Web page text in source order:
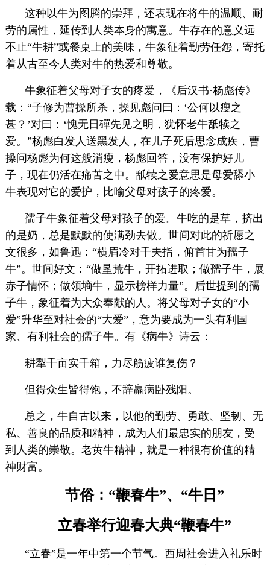
这种以牛为图腾的崇拜，还表现在将牛的温顺、耐
劳的属性，延传到人类本身的寓意。牛存在的意义远
不止“牛耕”或餐桌上的美味，牛象征着勤劳任怨，寄托
着从古至今人类对牛的热爱和尊敬。
牛象征着父母对子女的疼爱，《后汉书·杨彪传》
载：“子修为曹操所杀，操见彪问曰：‘公何以瘦之
甚？’对曰：‘愧无日磾先见之明，犹怀老牛舐犊之
爱。”杨彪白发人送黑发人，在儿子死后思念成疾，曹
操问杨彪为何这般消瘦，杨彪回答，没有保护好儿
子，现在仍活在痛苦之中。舐犊之爱意思是母爱舔小
牛表现对它的爱护，比喻父母对孩子的疼爱。
孺子牛象征着父母对孩子的爱。牛吃的是草，挤出
的是奶，总是默默的使满劲去做。世间对此的祈愿之
文很多，如鲁迅：“横眉冷对千夫指，俯首甘为孺子
牛”。世间好文：“做垦荒牛，开拓进取；做孺子牛，展
赤子情怀；做领墒牛，显示榜样力量”。后世提到的孺
子牛，象征着为大众奉献的人。将父母对子女的“小
爱”升华至对社会的“大爱”，意为要成为一头有利国
家、有利社会的孺子牛。有《病牛》诗云：
耕犁千亩实千箱，力尽筋疲谁复伤？
但得众生皆得饱，不辞羸病卧残阳。
总之，牛自古以来，以他的勤劳、勇敢、坚韧、无
私、善良的品质和精神，成为人们最忠实的朋友，受
到人类的崇敬。老黄牛精神，就是一种很有价值的精
神财富。
节俗：“鞭春牛”、“牛日”
立春举行迎春大典“鞭春牛”
“立春”是一年中第一个节气。西周社会进入礼乐时